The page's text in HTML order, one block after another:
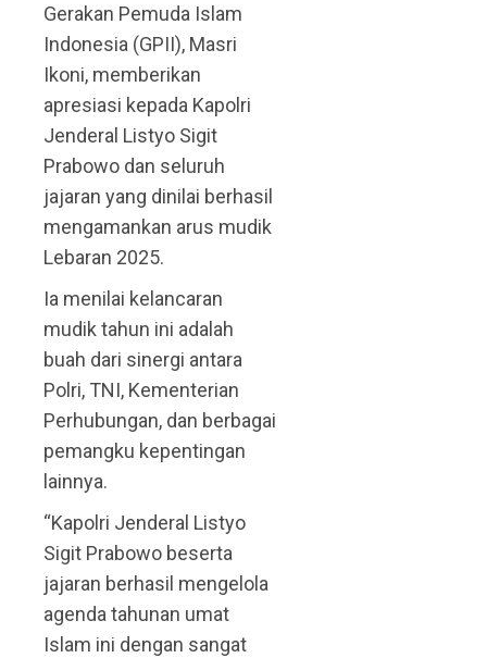
Gerakan Pemuda Islam
Indonesia (GPII), Masri
Ikoni, memberikan
apresiasi kepada Kapolri
Jenderal Listyo Sigit
Prabowo dan seluruh
jajaran yang dinilai berhasil
mengamankan arus mudik
Lebaran 2025.
Ia menilai kelancaran
mudik tahun ini adalah
buah dari sinergi antara
Polri, TNI, Kementerian
Perhubungan, dan berbagai
pemangku kepentingan
lainnya.
“Kapolri Jenderal Listyo
Sigit Prabowo beserta
jajaran berhasil mengelola
agenda tahunan umat
Islam ini dengan sangat